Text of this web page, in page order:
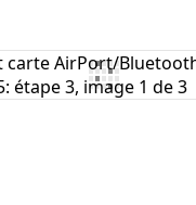
commentaire